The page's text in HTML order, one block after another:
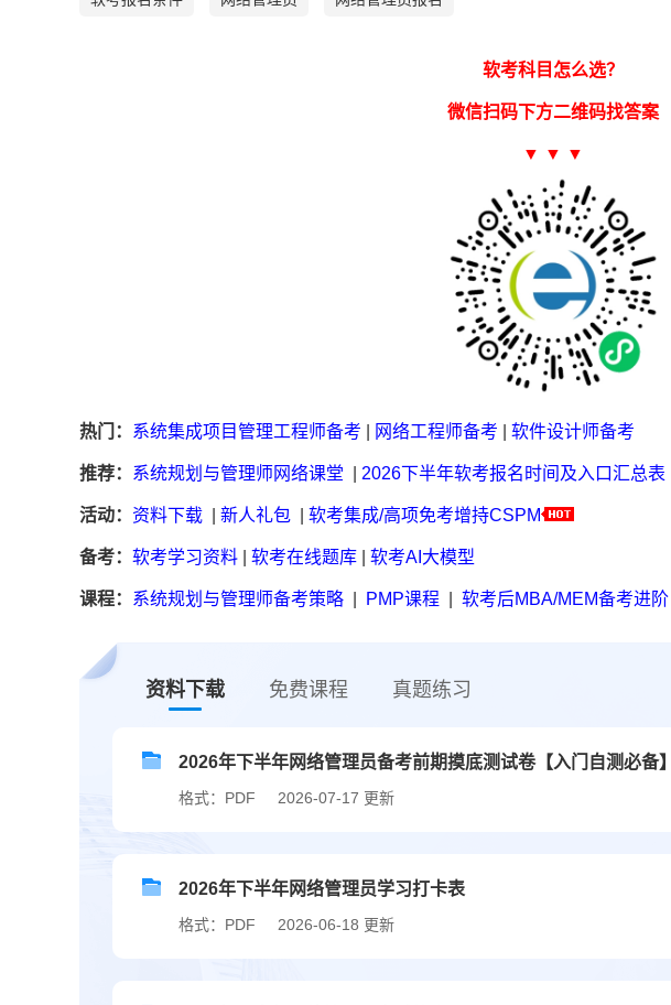
软考科目怎么选？
微信扫码下方二维码找答案
▼ ▼ ▼
热门： 系统集成项目管理工程师备考 网络工程师备考 软件设计师备考
推荐： 系统规划与管理师网络课堂 2026下半年软考报名时间及入口汇总表
活动： 资料下载 新人礼包 软考集成/高项免考增持CSPM
备考： 软考学习资料 软考在线题库 软考AI大模型
课程： 系统规划与管理师备考策略 PMP课程 软考后MBA/MEM备考进阶
资料下载 免费课程 真题练习
2026年下半年网络管理员备考前期摸底测试卷【入门自测必备】
格式：PDF 2026-07-17 更新
2026年下半年网络管理员学习打卡表
格式：PDF 2026-06-18 更新